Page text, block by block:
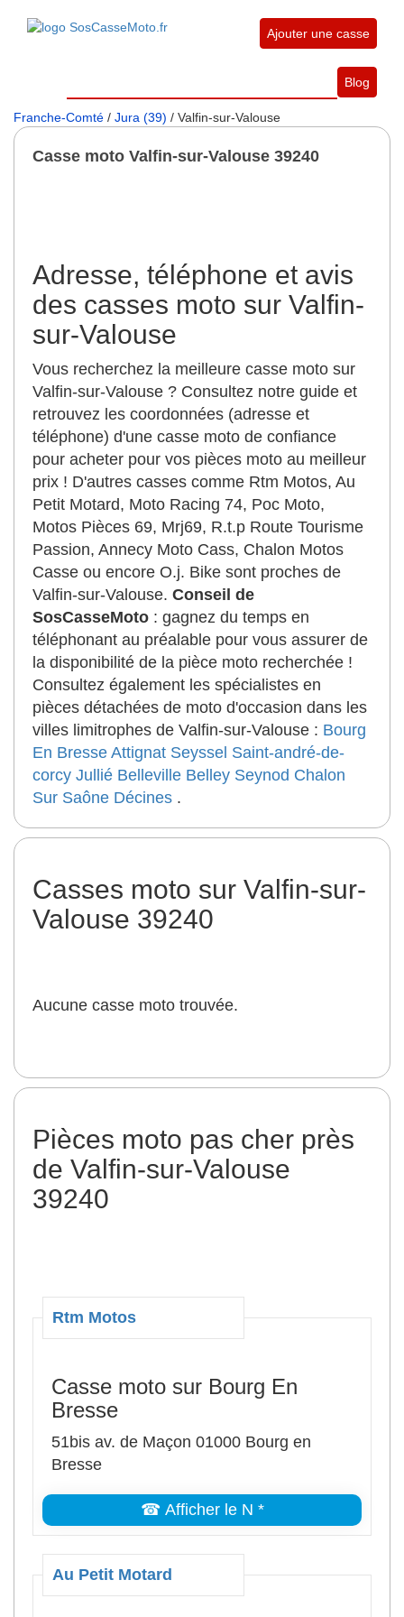
Ajouter une casse
Blog
Franche-Comté / Jura (39) / Valfin-sur-Valouse
Casse moto Valfin-sur-Valouse 39240
Adresse, téléphone et avis
des casses moto sur Valfin-
sur-Valouse
Vous recherchez la meilleure casse moto sur
Valfin-sur-Valouse ? Consultez notre guide et
retrouvez les coordonnées (adresse et
téléphone) d'une casse moto de confiance
pour acheter pour vos pièces moto au meilleur
prix ! D'autres casses comme Rtm Motos, Au
Petit Motard, Moto Racing 74, Poc Moto,
Motos Pièces 69, Mrj69, R.t.p Route Tourisme
Passion, Annecy Moto Cass, Chalon Motos
Casse ou encore O.j. Bike sont proches de
Valfin-sur-Valouse. Conseil de
SosCasseMoto : gagnez du temps en
téléphonant au préalable pour vous assurer de
la disponibilité de la pièce moto recherchée !
Consultez également les spécialistes en
pièces détachées de moto d'occasion dans les
villes limitrophes de Valfin-sur-Valouse : Bourg
En Bresse Attignat Seyssel Saint-andré-de-
corcy Jullié Belleville Belley Seynod Chalon
Sur Saône Décines .
Casses moto sur Valfin-sur-
Valouse 39240
Aucune casse moto trouvée.
Pièces moto pas cher près
de Valfin-sur-Valouse
39240
Rtm Motos
Casse moto sur Bourg En
Bresse
51bis av. de Maçon 01000 Bourg en
Bresse
☎ Afficher le N *
Au Petit Motard